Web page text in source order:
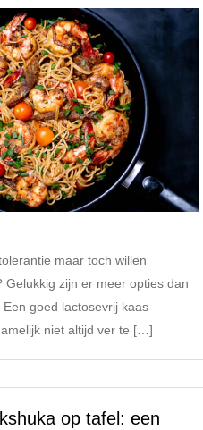
maar toch willen
Gelukkig zijn er meer opties dan
goed lactosevrij kaas
niet altijd ver te […]
op tafel: een